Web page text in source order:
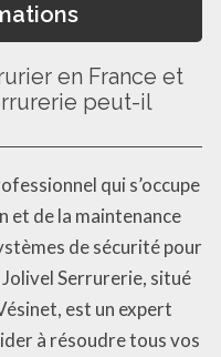
en France et
peut-il
qui s’occupe
et de la maintenance
de sécurité pour
Serrurerie, situé
est un expert
à résoudre tous vos